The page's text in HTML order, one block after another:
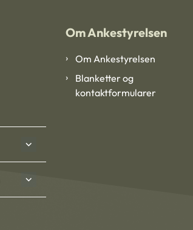
Om Ankestyrelsen
Om Ankestyrelsen
Blanketter og
kontaktformularer